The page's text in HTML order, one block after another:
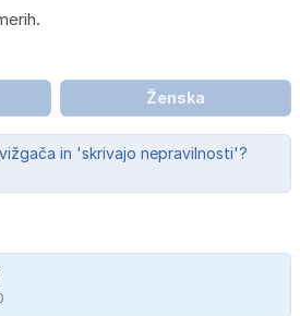
Ženska
in 'skrivajo nepravilnosti'?